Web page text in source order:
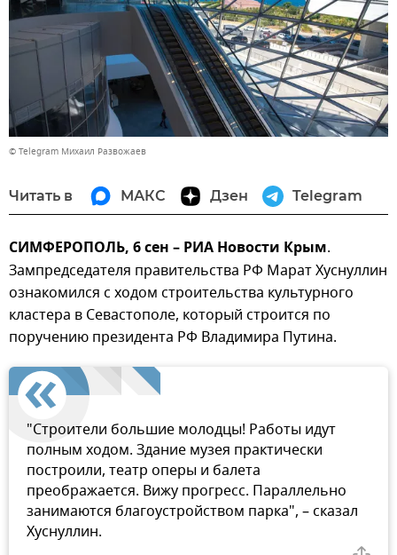
© Telegram Михаил Развожаев
Читать в МАКС Дзен Telegram
СИМФЕРОПОЛЬ, 6 сен – РИА Новости Крым.
Зампредседателя правительства РФ Марат Хуснуллин
ознакомился с ходом строительства культурного
кластера в Севастополе, который строится по
поручению президента РФ Владимира Путина.
"Строители большие молодцы! Работы идут
полным ходом. Здание музея практически
построили, театр оперы и балета
преображается. Вижу прогресс. Параллельно
занимаются благоустройством парка", – сказал
Хуснуллин.